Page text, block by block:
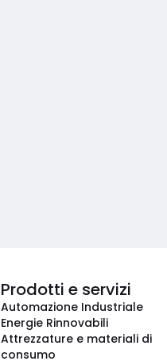
Prodotti e servizi
Automazione Industriale
Energie Rinnovabili
Attrezzature e materiali di
consumo